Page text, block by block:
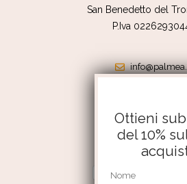
San Benedetto del
P.Iva
Termini e
Resi e rimborsi
Privacy Policy
Ottieni
del 10%